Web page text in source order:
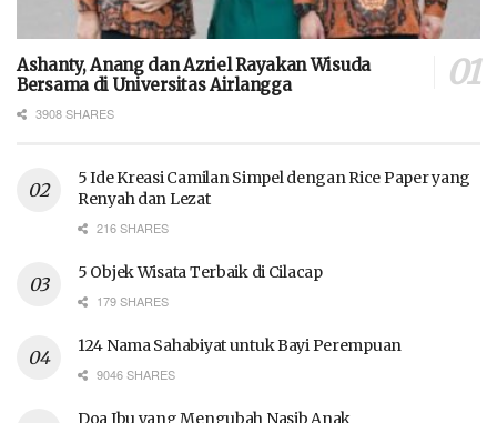
Ashanty, Anang dan Azriel Rayakan Wisuda
Bersama di Universitas Airlangga
3908 SHARES
5 Ide Kreasi Camilan Simpel dengan Rice Paper yang
Renyah dan Lezat
216 SHARES
5 Objek Wisata Terbaik di Cilacap
179 SHARES
124 Nama Sahabiyat untuk Bayi Perempuan
9046 SHARES
Doa Ibu yang Mengubah Nasib Anak